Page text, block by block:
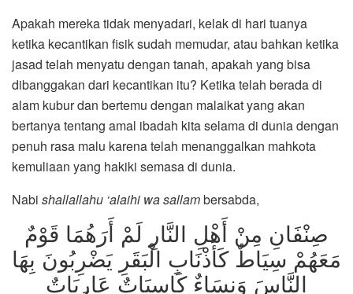
Apakah mereka tidak menyadari, kelak di hari tuanya
ketika kecantikan fisik sudah memudar, atau bahkan ketika
jasad telah menyatu dengan tanah, apakah yang bisa
dibanggakan dari kecantikan itu? Ketika telah berada di
alam kubur dan bertemu dengan malaikat yang akan
bertanya tentang amal ibadah kita selama di dunia dengan
penuh rasa malu karena telah menanggalkan mahkota
kemuliaan yang hakiki semasa di dunia.
Nabi shallallahu ‘alaihi wa sallambersabda,
صِنْفَانِ مِنْ أَهْلِ النَّارِ لَمْ أَرَهُمَا قَوْمٌ
مَعَهُمْ سِيَاطٌ كَأَذْنَابِ الْبَقَرِ يَضْرِبُونَ بِهَا
النَّاسَ وَنِسَاءٌ كَاسِيَاتٌ عَارِيَاتٌ